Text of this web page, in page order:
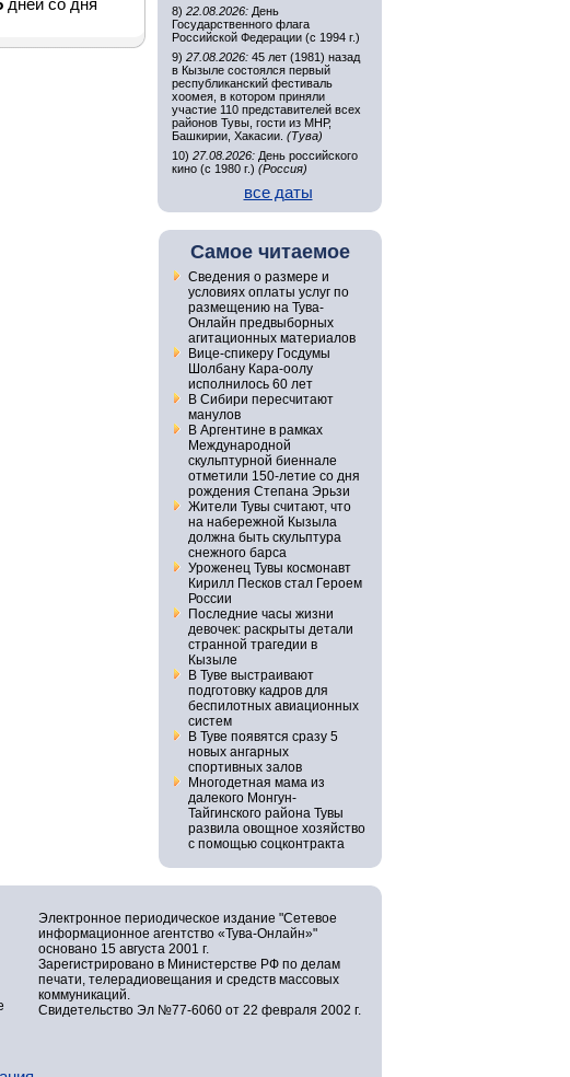
дней со дня
8) 22.08.2026: День
Государственного флага
Российской Федерации (с 1994 г.)
9) 27.08.2026: 45 лет (1981) назад
в Кызыле состоялся первый
республиканский фестиваль
хоомея, в котором приняли
участие 110 представителей всех
районов Тувы, гости из МНР,
Башкирии, Хакасии. (Тува)
10) 27.08.2026: День российского
кино (с 1980 г.) (Россия)
все даты
Самое читаемое
Сведения о размере и
условиях оплаты услуг по
размещению на Тува-
Онлайн предвыборных
агитационных материалов
Вице-спикеру Госдумы
Шолбану Кара-оолу
исполнилось 60 лет
В Сибири пересчитают
манулов
В Аргентине в рамках
Международной
скульптурной биеннале
отметили 150-летие со дня
рождения Степана Эрьзи
Жители Тувы считают, что
на набережной Кызыла
должна быть скульптура
снежного барса
Уроженец Тувы космонавт
Кирилл Песков стал Героем
России
Последние часы жизни
девочек: раскрыты детали
странной трагедии в
Кызыле
В Туве выстраивают
подготовку кадров для
беспилотных авиационных
систем
В Туве появятся сразу 5
новых ангарных
спортивных залов
Многодетная мама из
далекого Монгун-
Тайгинского района Тувы
развила овощное хозяйство
с помощью соцконтракта
Электронное периодическое издание "Сетевое
информационное агентство «Тува-Онлайн»"
основано 15 августа 2001 г.
Зарегистрировано в Министерстве РФ по делам
печати, телерадиовещания и средств массовых
коммуникаций.
Свидетельство Эл №77-6060 от 22 февраля 2002 г.